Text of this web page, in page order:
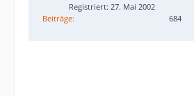
Registriert: 27. Mai 2002
Beiträge
684